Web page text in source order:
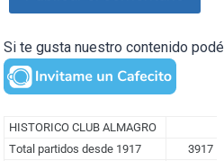
Si te gusta nuestro contenido